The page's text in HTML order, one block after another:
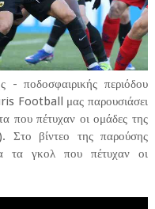
- ποδοσφαιρικής περιόδου
Football μας παρουσιάσει
που πέτυχαν οι ομάδες της
Στο βίντεο της παρούσης
τα γκολ που πέτυχαν οι